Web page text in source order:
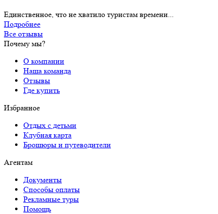
Единственное, что не хватило туристам времени...
Подробнее
Все отзывы
Почему мы?
О компании
Наша команда
Отзывы
Где купить
Избранное
Отдых с детьми
Клубная карта
Брошюры и путеводители
Агентам
Документы
Способы оплаты
Рекламные туры
Помощь